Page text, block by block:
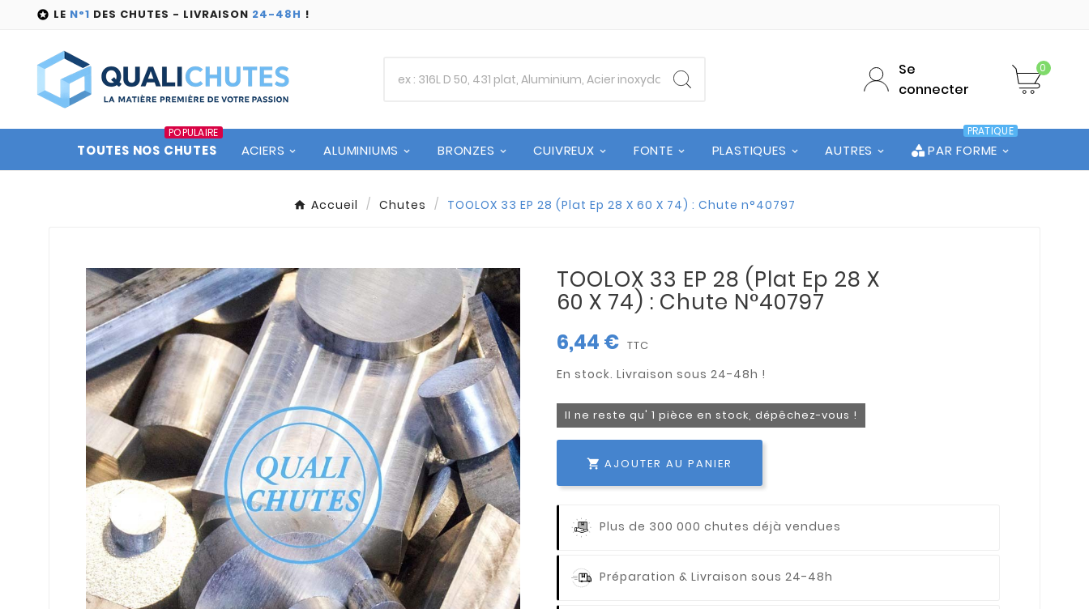
 LE N°1 DES CHUTES - LIVRAISON 24-48H !
Se
connecter
0
TOUTES NOS CHUTES
POPULAIRE
ACIERS ALUMINIUMS BRONZES CUIVREUX FONTE PLASTIQUES AUTRES PAR FORME
PRATIQUE
Accueil Chutes TOOLOX 33 EP 28 (Plat Ep 28 X 60 X 74) : Chute n°40797
TOOLOX 33 EP 28 (Plat Ep 28 X
60 X 74) : Chute N°40797
6,44 € TTC
Il ne reste qu' 1 pièce en stock, dépêchez-vous !
 AJOUTER AU PANIER
Plus de 300 000 chutes déjà vendues
Préparation & Livraison sous 24-48h